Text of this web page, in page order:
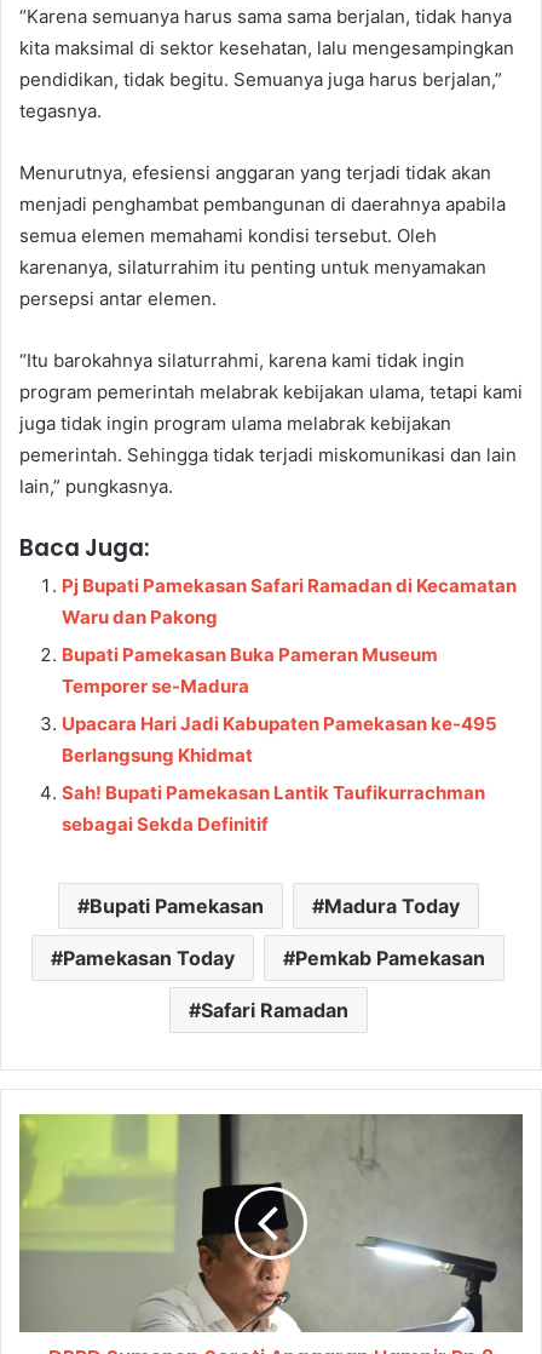
“Karena semuanya harus sama sama berjalan, tidak hanya
kita maksimal di sektor kesehatan, lalu mengesampingkan
pendidikan, tidak begitu. Semuanya juga harus berjalan,”
tegasnya.
Menurutnya, efesiensi anggaran yang terjadi tidak akan
menjadi penghambat pembangunan di daerahnya apabila
semua elemen memahami kondisi tersebut. Oleh
karenanya, silaturrahim itu penting untuk menyamakan
persepsi antar elemen.
“Itu barokahnya silaturrahmi, karena kami tidak ingin
program pemerintah melabrak kebijakan ulama, tetapi kami
juga tidak ingin program ulama melabrak kebijakan
pemerintah. Sehingga tidak terjadi miskomunikasi dan lain
lain,” pungkasnya.
Baca Juga:
Pj Bupati Pamekasan Safari Ramadan di Kecamatan
Waru dan Pakong
Bupati Pamekasan Buka Pameran Museum
Temporer se-Madura
Upacara Hari Jadi Kabupaten Pamekasan ke-495
Berlangsung Khidmat
Sah! Bupati Pamekasan Lantik Taufikurrachman
sebagai Sekda Definitif
Bupati Pamekasan Madura Today
Pamekasan Today Pemkab Pamekasan
Safari Ramadan